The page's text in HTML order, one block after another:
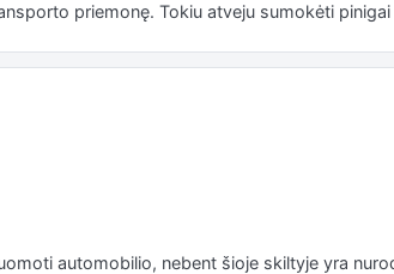
priemonę. Tokiu atveju sumokėti pinigai
automobilio, nebent šioje skiltyje yra